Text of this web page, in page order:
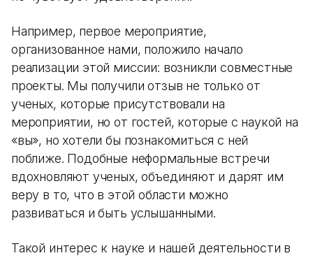
Например, первое мероприятие,
организованное нами, положило начало
реализации этой миссии: возникли совместные
проекты. Мы получили отзыв не только от
ученых, которые присутствовали на
мероприятии, но от гостей, которые с наукой на
«вы», но хотели бы познакомиться с ней
поближе. Подобные неформальные встречи
вдохновляют ученых, объединяют и дарят им
веру в то, что в этой области можно
развиваться и быть услышанными.
Такой интерес к науке и нашей деятельности в